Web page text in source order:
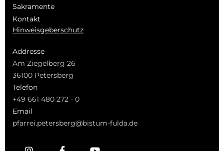
Sakramente
Kontakt
Hinweisgeberschutz
Addresse
Am Ziegelberg 26
36100 Petersberg
Telefon
+49 661 480 272 - 0
Email
pfarrei.petersberg@bistum-fulda.de